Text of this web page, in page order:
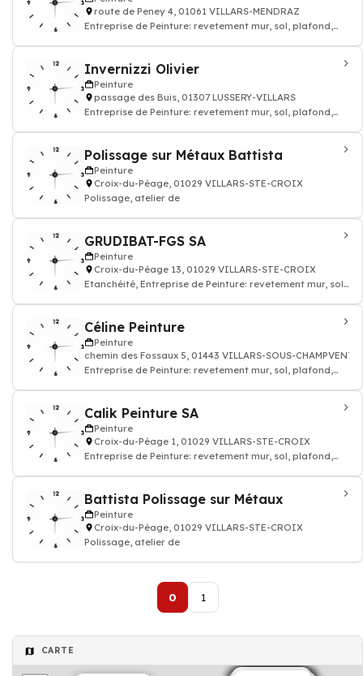
route de Peney 4, 01061 VILLARS-MENDRAZ
Entreprise de Peinture: revetement mur, sol, plafond,
Invernizzi Olivier
Peinture
passage des Buis, 01307 LUSSERY-VILLARS
Entreprise de Peinture: revetement mur, sol, plafond,
Polissage sur Métaux Battista
Peinture
Croix-du-Péage, 01029 VILLARS-STE-CROIX
Polissage, atelier de
GRUDIBAT-FGS SA
Peinture
Croix-du-Péage 13, 01029 VILLARS-STE-CROIX
Etanchéité, Entreprise de Peinture: revetement mur, sol,
Céline Peinture
Peinture
chemin des Fossaux 5, 01443 VILLARS-SOUS-CHAMPVENT
Entreprise de Peinture: revetement mur, sol, plafond,
Calik Peinture SA
Peinture
Croix-du-Péage 1, 01029 VILLARS-STE-CROIX
Entreprise de Peinture: revetement mur, sol, plafond,
Battista Polissage sur Métaux
Peinture
Croix-du-Péage, 01029 VILLARS-STE-CROIX
Polissage, atelier de
0 1
CARTE